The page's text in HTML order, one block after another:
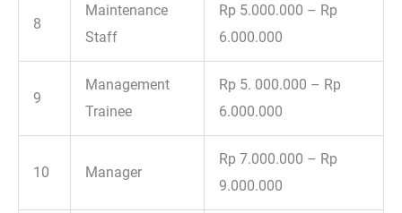
8
Maintenance
Staff
Rp 5.000.000 – Rp
6.000.000
9
Management
Trainee
Rp 5. 000.000 – Rp
6.000.000
10 Manager
Rp 7.000.000 – Rp
9.000.000